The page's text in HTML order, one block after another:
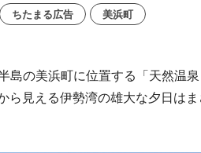
ちたまる広告 美浜町
島の美浜町に位置する「天然温
ら見える伊勢湾の雄大な夕日は